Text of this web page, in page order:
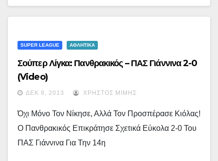
SUPER LEAGUE ΑΘΛΗΤΙΚΑ
Σούπερ Λίγκα: Πανθρακικός – ΠΑΣ Γιάννινα 2-0
(video)
ΔΕΚ 8, 2013 ΧΡΉΣΤΟΣ ΜΊΜΗΣ
Όχι Μόνο Τον Νίκησε, Αλλά Τον Προσπέρασε Κιόλας!
Ο Πανθρακικός Επικράτησε Σχετικά Εύκολα 2-0 Του
ΠΑΣ Γιάννινα Για Την 14η